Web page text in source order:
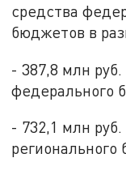
средства
бюджетов в
- 387,8 млн
федерального
- 732,1 млн